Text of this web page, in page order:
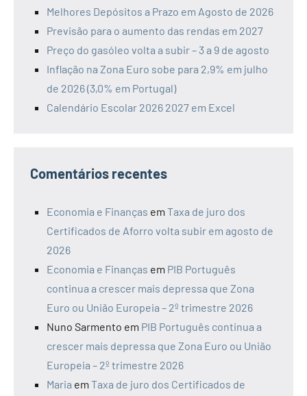
Melhores Depósitos a Prazo em Agosto de 2026
Previsão para o aumento das rendas em 2027
Preço do gasóleo volta a subir – 3 a 9 de agosto
Inflação na Zona Euro sobe para 2,9% em julho
de 2026 (3,0% em Portugal)
Calendário Escolar 2026 2027 em Excel
Comentários recentes
Economia e Finanças em Taxa de juro dos
Certificados de Aforro volta subir em agosto de
2026
Economia e Finanças em PIB Português
continua a crescer mais depressa que Zona
Euro ou União Europeia – 2º trimestre 2026
Nuno Sarmento em PIB Português continua a
crescer mais depressa que Zona Euro ou União
Europeia – 2º trimestre 2026
Maria em Taxa de juro dos Certificados de